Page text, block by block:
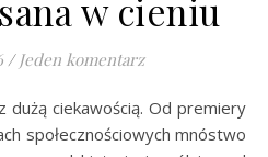
w cieniu
/ Jeden komentarz
dużą ciekawością. Od premiery
społecznościowych mnóstwo